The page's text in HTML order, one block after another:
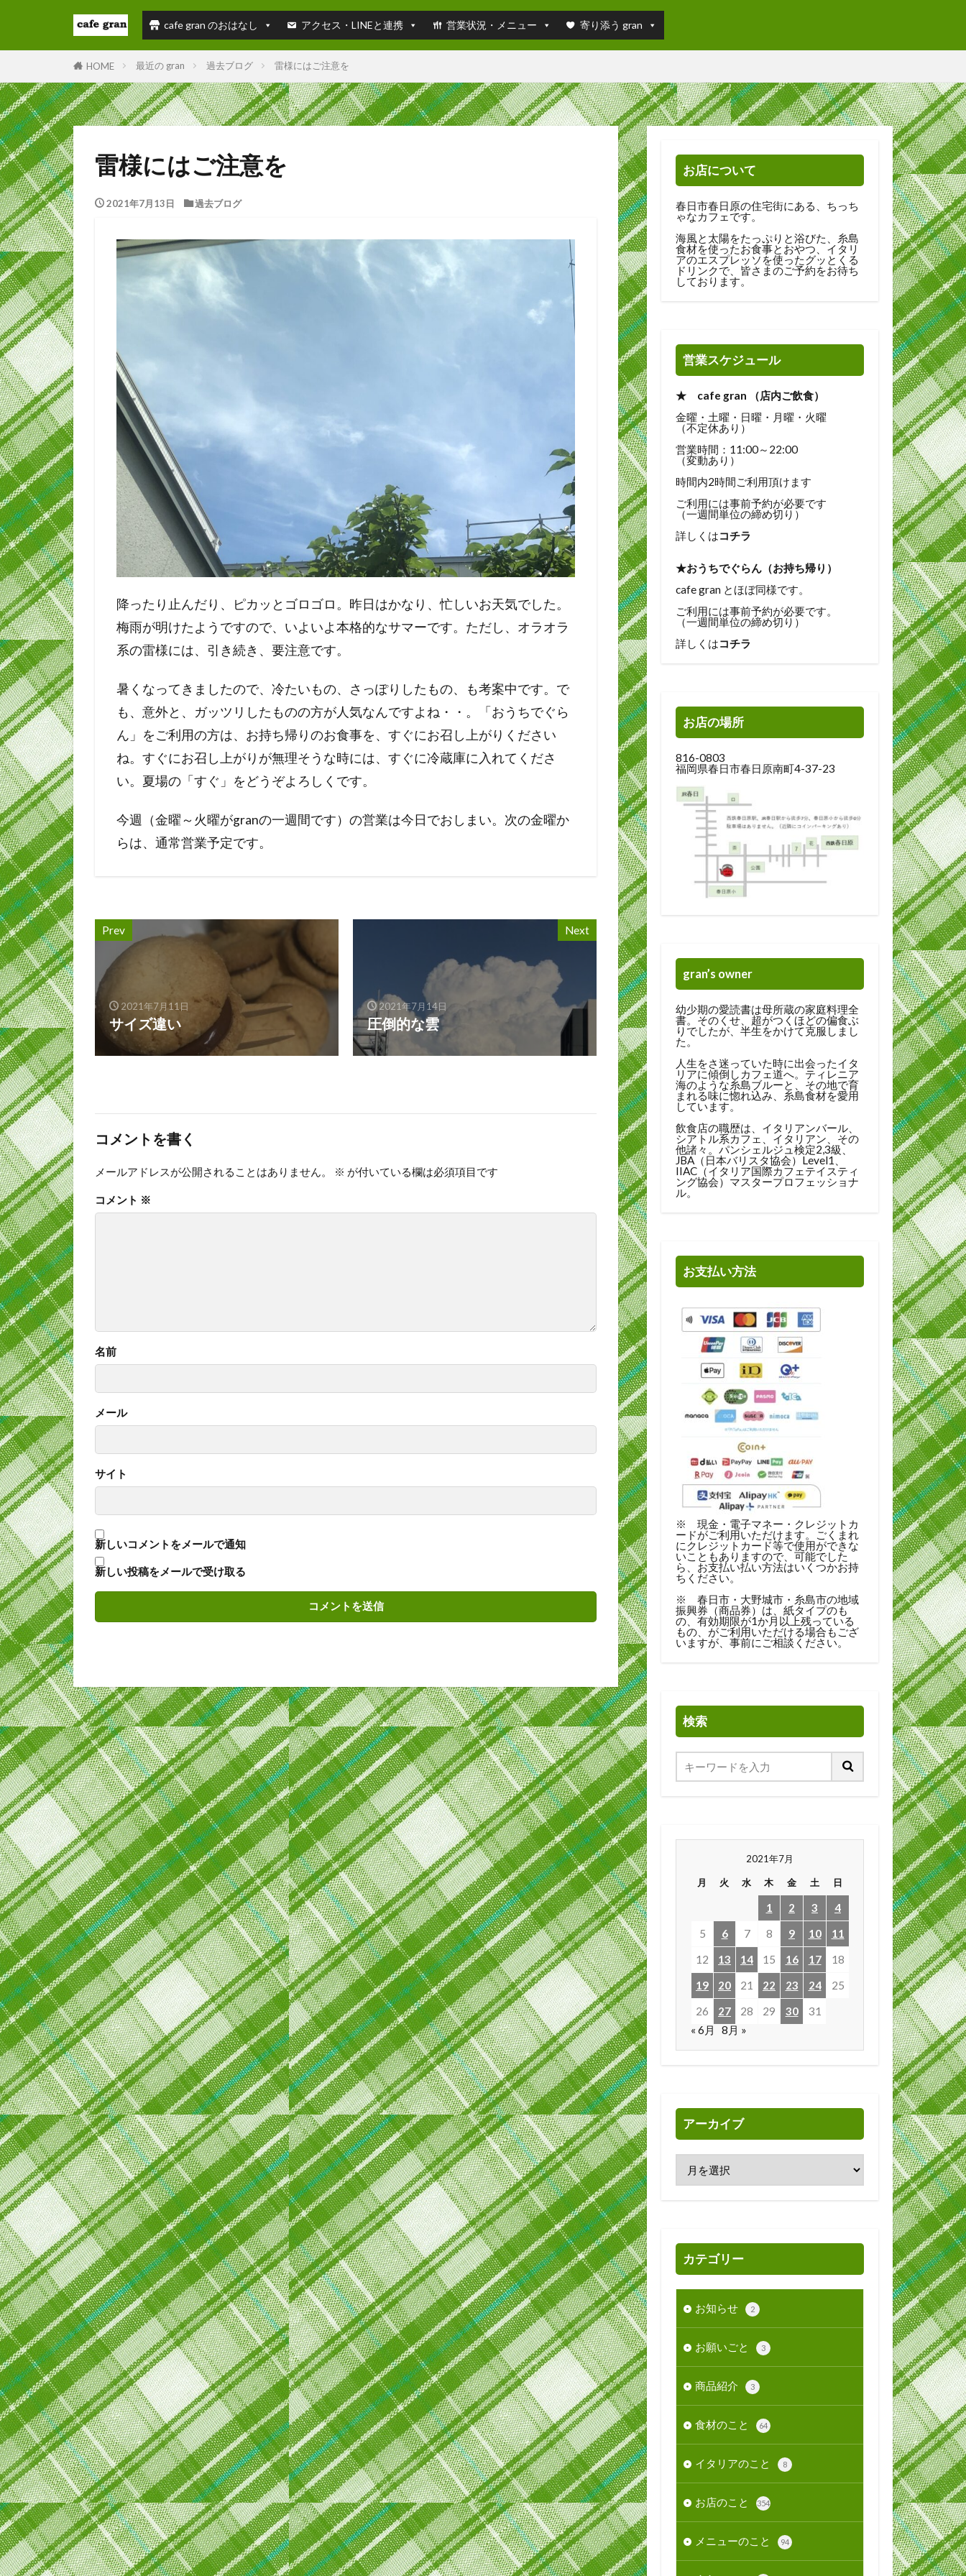
cafe gran のおはなし アクセス・LINEと連携 営業状況・メニュー 寄り添う gran
HOME 最近の gran 過去ブログ 雷様にはご注意を
雷様にはご注意を
2021年7月13日 過去ブログ
降ったり止んだり、ピカッとゴロゴロ。昨日はかなり、忙しいお天気でした。
梅雨が明けたようですので、いよいよ本格的なサマーです。ただし、オラオラ
系の雷様には、引き続き、要注意です。
暑くなってきましたので、冷たいもの、さっぽりしたもの、も考案中です。で
も、意外と、ガッツリしたものの方が人気なんですよね・・。「おうちでぐら
ん」をご利用の方は、お持ち帰りのお食事を、すぐにお召し上がりください
ね。すぐにお召し上がりが無理そうな時には、すぐに冷蔵庫に入れてくださ
い。夏場の「すぐ」をどうぞよろしくです。
今週（金曜～火曜がgranの一週間です）の営業は今日でおしまい。次の金曜か
らは、通常営業予定です。
Prev
2021年7月11日
サイズ違い
Next
2021年7月14日
圧倒的な雲
コメントを書く
メールアドレスが公開されることはありません。 ※ が付いている欄は必須項目です
コメント ※
名前
メール
サイト
新しいコメントをメールで通知
新しい投稿をメールで受け取る
お店について
春日市春日原の住宅街にある、ちっち
ゃなカフェです。
海風と太陽をたっぷりと浴びた、糸島
食材を使ったお食事とおやつ、イタリ
アのエスプレッソを使ったグッとくる
ドリンクで、皆さまのご予約をお待ち
しております。
営業スケジュール
★ cafe gran （店内ご飲食）
金曜・土曜・日曜・月曜・火曜
（不定休あり）
営業時間：11:00～22:00
（変動あり）
時間内2時間ご利用頂けます
ご利用には事前予約が必要です
（一週間単位の締め切り）
詳しくはコチラ
★おうちでぐらん（お持ち帰り）
cafe gran とほぼ同様です。
ご利用には事前予約が必要です。
（一週間単位の締め切り）
詳しくはコチラ
お店の場所
816-0803
福岡県春日市春日原南町4-37-23
gran’s owner
幼少期の愛読書は母所蔵の家庭料理全
書。そのくせ、超がつくほどの偏食ぶ
りでしたが、半生をかけて克服しまし
た。
人生をさ迷っていた時に出会ったイタ
リアに傾倒しカフェ道へ。ティレニア
海のような糸島ブルーと、その地で育
まれる味に惚れ込み、糸島食材を愛用
しています。
飲食店の職歴は、イタリアンバール、
シアトル系カフェ、イタリアン、その
他諸々。パンシェルジュ検定2,3級、
JBA（日本バリスタ協会）Level1、
IIAC（イタリア国際カフェテイスティ
ング協会）マスタープロフェッショナ
ル。
お支払い方法
※ 現金・電子マネー・クレジットカ
ードがご利用いただけます。ごくまれ
にクレジットカード等で使用ができな
いこともありますので、可能でした
ら、お支払い払い方法はいくつかお持
ちください。
※ 春日市・大野城市・糸島市の地域
振興券（商品券）は、紙タイプのも
の、有効期限が1か月以上残っている
もの、がご利用いただける場合もござ
いますが、事前にご相談ください。
検索
2021年7月
月 火 水 木 金 土 日
1 2 3
4
5
6 7 8 9 10
11
12
13 14 15 16 17
18
19
20 21 22 23 24
25
26
27 28 29 30
31
« 6月
8月 »
アーカイブ
カテゴリー
お知らせ 2
お願いごと 3
商品紹介 3
食材のこと 64
イタリアのこと 8
お店のこと 354
メニューのこと 94